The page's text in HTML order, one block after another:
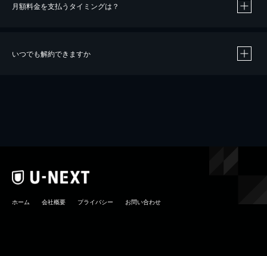
※40％ポイント還元の対象は、クレジットカード決済による作品の購入 / レンタルです。
iOSアプリのUコイン決済による作品の購入 / レンタルは、20％のポイント還元です。
月額料金を支払うタイミングは？
いつでも解約できますか
ホーム 会社概要 プライバシー お問い合わせ